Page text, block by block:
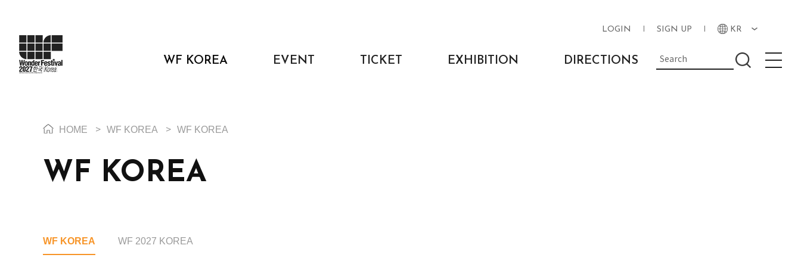
LOGIN SIGN UP KR
WF KOREA EVENT TICKET EXHIBITION DIRECTIONS
HOME > WF KOREA > WF KOREA
WF KOREA
WF KOREA WF 2027 KOREA